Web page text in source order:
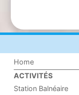
Home
ACTIVITÉS
Station Balnéaire